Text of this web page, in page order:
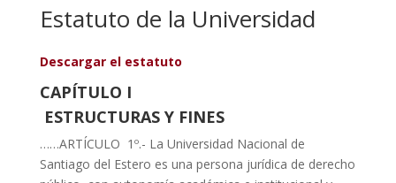
Estatuto de la Universidad
Descargar el estatuto
CAPÍTULO I
ESTRUCTURAS Y FINES
……ARTÍCULO 1º.- La Universidad Nacional de
Santiago del Estero es una persona jurídica de derecho